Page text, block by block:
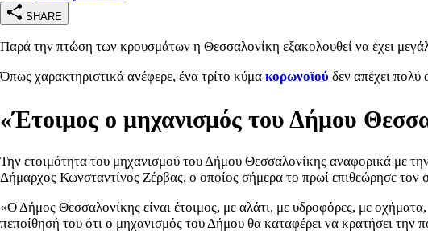
SHARE
Παρά την πτώση των κρουσμάτων η Θεσσαλονίκη εξακολουθεί να έχει
Όπως χαρακτηριστικά ανέφερε, ένα τρίτο κύμα κορωνοϊού δεν απέχει πολύ
«Έτοιμος ο μηχανισμός του Δήμου
Την ετοιμότητα του μηχανισμού του Δήμου Θεσσαλονίκης αναφορικά με
Δήμαρχος Κωνσταντίνος Ζέρβας, ο οποίος σήμερα το πρωί επιθεώρησε
«Ο Δήμος Θεσσαλονίκης είναι έτοιμος, με αλάτι, με υδροφόρες, με
πεποίθησή του ότι ο μηχανισμός του Δήμου θα καταφέρει να κρατήσει την